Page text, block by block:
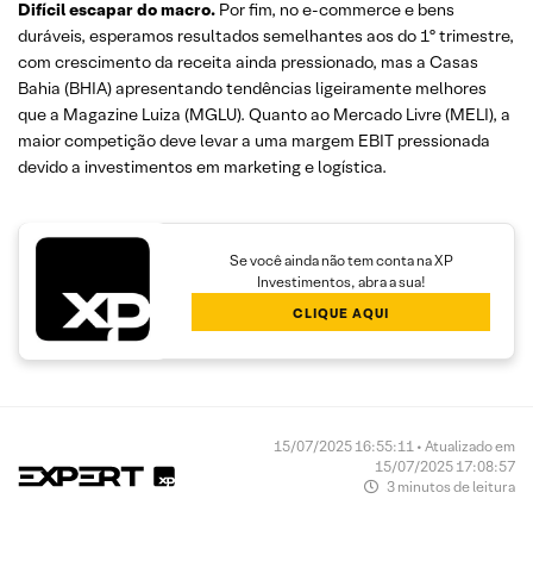
Difícil escapar do macro. Por fim, no e-commerce e bens
duráveis, esperamos resultados semelhantes aos do 1º trimestre,
com crescimento da receita ainda pressionado, mas a Casas
Bahia (BHIA) apresentando tendências ligeiramente melhores
que a Magazine Luiza (MGLU). Quanto ao Mercado Livre (MELI), a
maior competição deve levar a uma margem EBIT pressionada
devido a investimentos em marketing e logística.
Se você ainda não tem conta na XP
Investimentos, abra a sua!
CLIQUE AQUI
15/07/2025 16:55:11 • Atualizado em
15/07/2025 17:08:57
3 minutos de leitura